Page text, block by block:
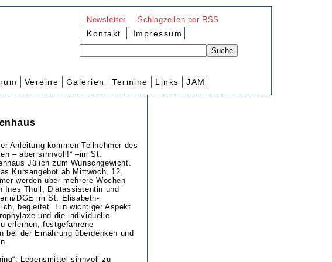
Newsletter Schlagzeilen per RSS
Kontakt Impressum
Vereine Galerien Termine Links JAM
Anleitung kommen Teilnehmer des
– aber sinnvoll!“ –im St.
Jülich zum Wunschgewicht.
Kursangebot ab Mittwoch, 12.
werden über mehrere Wochen
Ines Thull, Diätassistentin und
DGE im St. Elisabeth-
begleitet. Ein wichtiger Aspekt
und die individuelle
erlernen, festgefahrene
bei der Ernährung überdenken und
Lebensmittel sinnvoll zu